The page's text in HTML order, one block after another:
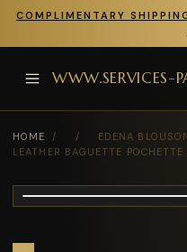
COMPLIMENTARY
WWW.SERVICES-
HOME / /
EDENA
LEATHER BAGUETTE